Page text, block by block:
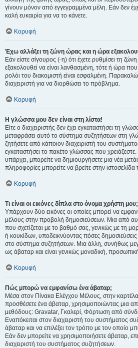
γίνουν μόνον από εγγεγραμμένα μέλη. Εάν δεν
καλή ευκαιρία για να το κάνετε.
Κορυφή
Έχω αλλάξει τη ζώνη ώρας και η ώρα
Εάν είστε σίγουρος (-η) ότι έχετε ρυθμίσει τη
εξακολουθεί να είναι λανθασμένη, τότε ή ώρα
ρολόι του διακομιστή είναι εσφαλμένη.
διαχειριστή για να διορθώσει το πρόβλημα.
Κορυφή
Η γλώσσα μου δεν είναι στη λίστα!
Είτε ο διαχειριστής δεν έχει εγκαταστήσει τη
μεταφράσει αυτό το σύστημα συζητήσεων στη
ζητήσετε από κάποιον διαχειριστή του
εγκαταστήσει το πακέτο γλώσσας που
υπάρχει, μπορείτε να δημιουργήσετε μια νέα
πληροφορίες μπορείτε να βρείτε στην ιστοσελίδα
Κορυφή
Τι είναι οι εικόνες δίπλα στο όνομα χρήστη μου;
Υπάρχουν δύο εικόνες οι οποίες μπορεί να
μέλους στην προβολή δημοσιεύσεων. Μια από
που σχετίζεται με το βαθμό σας, γενικώς με τη
ή κουκίδων, υποδεικνύοντας πόσες δημοσιεύσεις
στο σύστημα συζητήσεων. Μια άλλη, συνήθως
ως άβαταρ και είναι γενικώς μοναδική,
Κορυφή
Πώς μπορώ να εμφανίσω ένα άβαταρ;
Μέσα στον Πίνακα Ελέγχου Μέλους, στην
προσθέσετε ένα άβαταρ, χρησιμοποιώντας μια
μεθόδους: Gravatar, Γκαλερί, Φόρτωση από
Εναπόκειται στον διαχειριστή του συστήματος
άβαταρ και να επιλέξει τον τρόπο με τον οποίο
Εάν δεν μπορείτε να χρησιμοποιήσετε άβαταρ,
διαχειριστή του συστήματος συζητήσεων.